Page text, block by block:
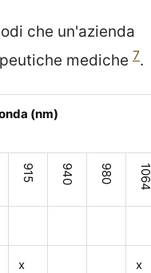
che un'azienda
mediche 7.
(nm)
915 940 980 1064
x x